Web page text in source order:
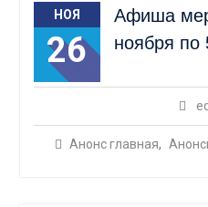
НОЯ
26
Афиша
ноября по
Анонс главная,